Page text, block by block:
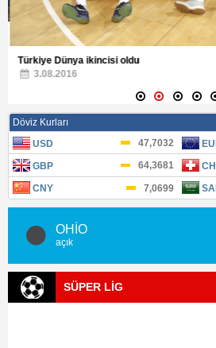
Türkiye Dünya ikincisi oldu
3.08.2016
OHİO
açık
SÜPER LİG